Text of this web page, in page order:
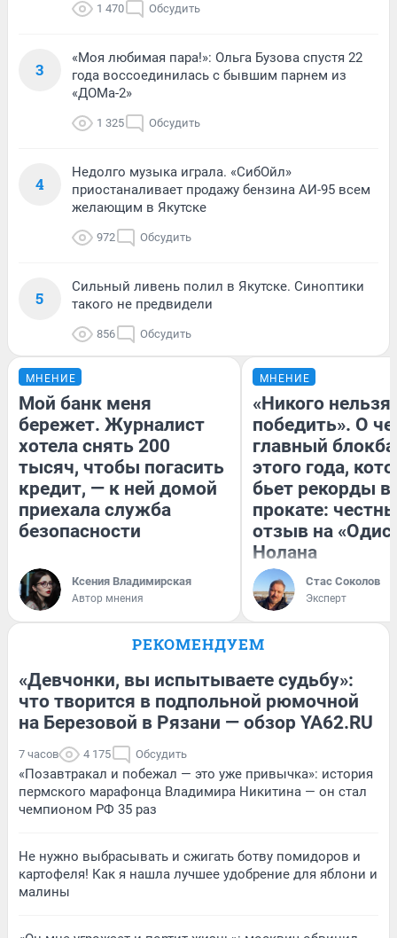
1 470 Обсудить
3
«Моя любимая пара!»: Ольга Бузова спустя 22
года воссоединилась с бывшим парнем из
«ДОМа-2»
1 325 Обсудить
4
Недолго музыка играла. «СибОйл»
приостаналивает продажу бензина АИ-95 всем
желающим в Якутске
972 Обсудить
5
Сильный ливень полил в Якутске. Синоптики
такого не предвидели
856 Обсудить
МНЕНИЕ
Мой банк меня
бережет. Журналист
хотела снять 200
тысяч, чтобы погасить
кредит, — к ней домой
приехала служба
безопасности
Ксения Владимирская
Автор мнения
МНЕНИЕ
«Никого нельзя
победить». О
главный
этого года,
бьет рекорды в
прокате:
отзыв на
Нолана
Стас Соколов
Эксперт
РЕКОМЕНДУЕМ
«Девчонки, вы испытываете судьбу»:
что творится в подпольной рюмочной
на Березовой в Рязани — обзор YA62.RU
7 часов 4 175 Обсудить
«Позавтракал и побежал — это уже привычка»: история
пермского марафонца Владимира Никитина — он стал
чемпионом РФ 35 раз
Не нужно выбрасывать и сжигать ботву помидоров и
картофеля! Как я нашла лучшее удобрение для яблони и
малины